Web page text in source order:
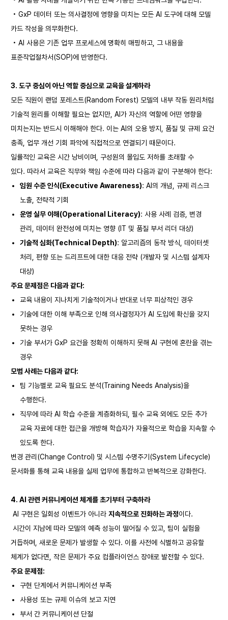
• GxP 데이터 또는 의사결정에 영향을 미치는 모든 AI 도구에 대해 모델
카드 작성을 의무화한다.
• AI 사용은 기존 업무 프로세스에 명확히 매핑하고, 그 내용을
표준작업절차서(SOP)에 반영한다.
3. 도구 중심이 아닌 역할 중심으로 교육을 설계하라
모든 직원이 랜덤 포레스트(Random Forest) 모델의 내부 작동 원리처럼
기술적 원리를 이해할 필요는 없지만, AI가 자신의 역할에 어떤 영향을
미치는지는 반드시 이해해야 한다. 이는 AI의 오용 방지, 품질 및 규제 요건
충족, 업무 개선 기회 파악에 직접적으로 연결되기 때문이다.
일률적인 교육은 시간 낭비이며, 구성원의 몰입도 저하를 초래할 수
있다. 따라서 교육은 직무와 책임 수준에 따라 다음과 같이 구분해야 한다:
임원 수준 인식(Executive Awareness): AI의 개념, 규제 리스크
노출, 전략적 기회
운영 실무 이해(Operational Literacy): 사용 사례 검증, 변경
관리, 데이터 완전성에 미치는 영향 (IT 및 품질 부서 리더 대상)
기술적 심화(Technical Depth): 알고리즘의 동작 방식, 데이터셋
처리, 편향 또는 드리프트에 대한 대응 전략 (개발자 및 시스템 설계자
대상)
주요 문제점은 다음과 같다:
교육 내용이 지나치게 기술적이거나 반대로 너무 피상적인 경우
기술에 대한 이해 부족으로 인해 의사결정자가 AI 도입에 확신을 갖지
못하는 경우
기술 부서가 GxP 요건을 정확히 이해하지 못해 AI 구현에 혼란을 겪는
경우
모범 사례는 다음과 같다:
팀 기능별로 교육 필요도 분석(Training Needs Analysis)을
수행한다.
직무에 따라 AI 학습 수준을 계층화하되, 필수 교육 외에도 모든 추가
교육 자료에 대한 접근을 개방해 학습자가 자율적으로 학습을 지속할 수
있도록 한다.
변경 관리(Change Control) 및 시스템 수명주기(System Lifecycle)
문서화를 통해 교육 내용을 실제 업무에 통합하고 반복적으로 강화한다.
4. AI관련 커뮤니케이션 체계를 초기부터 구축하라
AI 구현은 일회성 이벤트가 아니라 지속적으로 진화하는 과정이다.
시간이 지남에 따라 모델의 예측 성능이 떨어질 수 있고, 팀이 실험을
거듭하며, 새로운 문제가 발생할 수 있다. 이를 사전에 식별하고 공유할
체계가 없다면, 작은 문제가 주요 컴플라이언스 장애로 발전할 수 있다.
주요 문제점:
구현 단계에서 커뮤니케이션 부족
사용성 또는 규제 이슈의 보고 지연
부서 간 커뮤니케이션 단절